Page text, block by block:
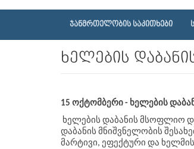
ᲯᲐᲜᲛᲠᲗᲔᲚᲝᲑᲘᲡ ᲡᲐᲙᲘᲗᲮᲔᲑᲘ
ხელების
15 ოქტომბერი - ხელების
ხელების ‬დაბანის ‬მსოფლიო
‬დაბანის ‬მნიშვნელობის
‬მარტივი, ‬ეფექტური ‬და